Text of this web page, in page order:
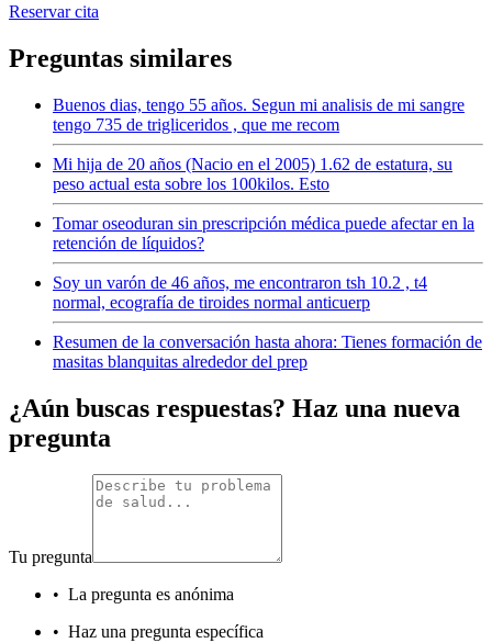
Reservar cita
Preguntas similares
Buenos dias, tengo 55 años. Segun mi analisis de mi sangre
tengo 735 de trigliceridos , que me recom
Mi hija de 20 años (Nacio en el 2005) 1.62 de estatura, su
peso actual esta sobre los 100kilos. Esto
Tomar oseoduran sin prescripción médica puede afectar en la
retención de líquidos?
Soy un varón de 46 años, me encontraron tsh 10.2 , t4
normal, ecografía de tiroides normal anticuerp
Resumen de la conversación hasta ahora: Tienes formación de
masitas blanquitas alrededor del prep
¿Aún buscas respuestas? Haz una nueva
pregunta
Tu pregunta
• La pregunta es anónima
• Haz una pregunta específica